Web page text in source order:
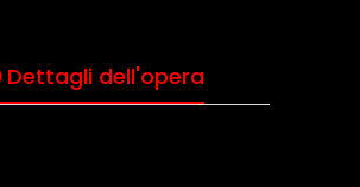
Dettagli dell'opera